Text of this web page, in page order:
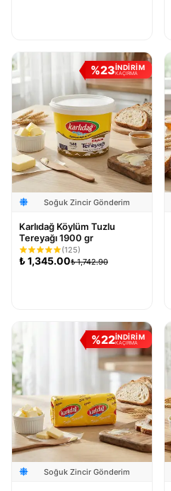
%23İNDİRİM
KAÇIRMA
Soğuk Zincir Gönderim
Karlıdağ Köylüm Tuzlu
Tereyağı 1900 gr
(125)
₺1,345.00₺ 1,742.90
%22İNDİRİM
KAÇIRMA
Soğuk Zincir Gönderim